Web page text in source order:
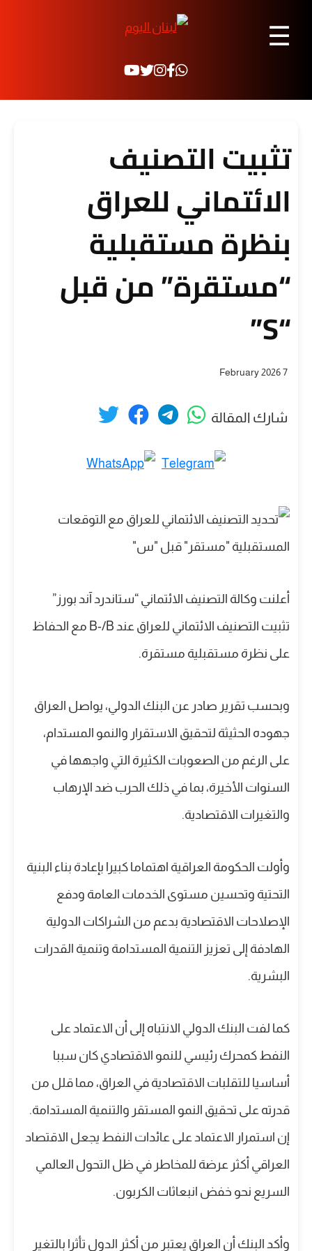
☰
تثبيت التصنيف
الائتماني للعراق
بنظرة مستقبلية
“مستقرة” من قبل
“S”
7 February 2026
شارك المقالة
أعلنت وكالة التصنيف الائتماني “ستاندرد آند بورز”
تثبيت التصنيف الائتماني للعراق عند B-/B مع الحفاظ
على نظرة مستقبلية مستقرة.
وبحسب تقرير صادر عن البنك الدولي، يواصل العراق
جهوده الحثيثة لتحقيق الاستقرار والنمو المستدام،
على الرغم من الصعوبات الكثيرة التي واجهها في
السنوات الأخيرة، بما في ذلك الحرب ضد الإرهاب
والتغيرات الاقتصادية.
وأولت الحكومة العراقية اهتماما كبيرا بإعادة بناء البنية
التحتية وتحسين مستوى الخدمات العامة ودفع
الإصلاحات الاقتصادية بدعم من الشراكات الدولية
الهادفة إلى تعزيز التنمية المستدامة وتنمية القدرات
البشرية.
كما لفت البنك الدولي الانتباه إلى أن الاعتماد على
النفط كمحرك رئيسي للنمو الاقتصادي كان سببا
أساسيا للتقلبات الاقتصادية في العراق، مما قلل من
قدرته على تحقيق النمو المستقر والتنمية المستدامة.
إن استمرار الاعتماد على عائدات النفط يجعل الاقتصاد
العراقي أكثر عرضة للمخاطر في ظل التحول العالمي
السريع نحو خفض انبعاثات الكربون.
وأكد البنك أن العراق يعتبر من أكثر الدول تأثرا بالتغير